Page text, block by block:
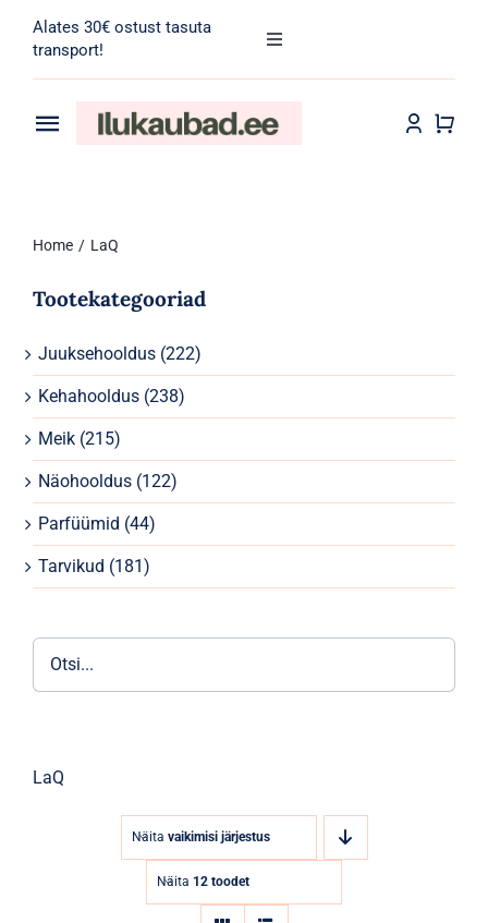
content
Alates 30€ ostust tasuta
transport!
Toggle
for:
Toggle
Näohooldus
Kehahooldus
Meik
Tarvikud
Kaubamärgid
Home LaQ
Tootekategooriad
Juuksehooldus (222)
Kehahooldus (238)
Meik (215)
Näohooldus (122)
Parfüümid (44)
Tarvikud (181)
LaQ
Näita vaikimisi järjestus
Näita 12 toodet